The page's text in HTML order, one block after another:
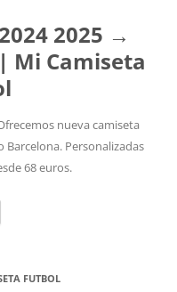
2025 →
Mi Camiseta
nueva camiseta
Barcelona. Personalizadas
68 euros.
FUTBOL